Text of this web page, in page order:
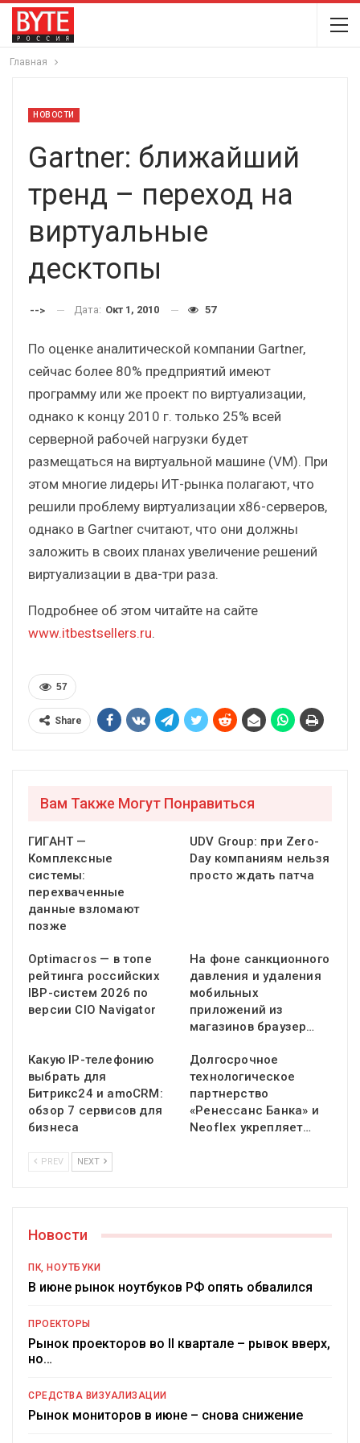
Главная
НОВОСТИ
Gartner: ближайший
тренд – переход на
виртуальные
десктопы
--> Дата: Окт 1, 2010 57
По оценке аналитической компании Gartner,
сейчас более 80% предприятий имеют
программу или же проект по виртуализации,
однако к концу 2010 г. только 25% всей
серверной рабочей нагрузки будет
размещаться на виртуальной машине (VM). При
этом многие лидеры ИТ-рынка полагают, что
решили проблему виртуализации x86-серверов,
однако в Gartner считают, что они должны
заложить в своих планах увеличение решений
виртуализации в два-три раза.
Подробнее об этом читайте на сайте
www.itbestsellers.ru.
57
Share
Вам Также Могут Понравиться
ГИГАНТ —
Комплексные
системы:
перехваченные
данные взломают
позже
UDV Group: при Zero-
Day компаниям нельзя
просто ждать патча
Optimacros — в топе
рейтинга российских
IBP-систем 2026 по
версии CIO Navigator
На фоне санкционного
давления и удаления
мобильных
приложений из
магазинов браузер…
Какую IP-телефонию
выбрать для
Битрикс24 и amoCRM:
обзор 7 сервисов для
бизнеса
Долгосрочное
технологическое
партнерство
«Ренессанс Банка» и
Neoflex укрепляет…
PREV NEXT
Новости
ПК, НОУТБУКИ
В июне рынок ноутбуков РФ опять обвалился
ПРОЕКТОРЫ
Рынок проекторов во II квартале – рывок вверх,
но…
СРЕДСТВА ВИЗУАЛИЗАЦИИ
Рынок мониторов в июне – снова снижение